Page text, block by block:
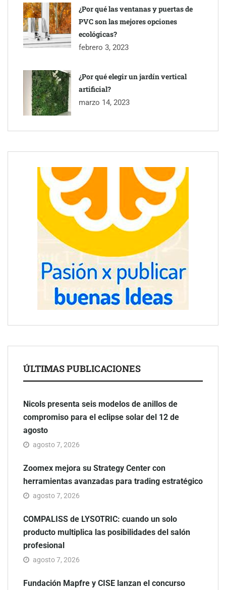
¿Por qué las ventanas y puertas de
PVC son las mejores opciones
ecológicas?
febrero 3, 2023
¿Por qué elegir un jardín vertical
artificial?
marzo 14, 2023
ÚLTIMAS PUBLICACIONES
Nicols presenta seis modelos de anillos de
compromiso para el eclipse solar del 12 de
agosto
agosto 7, 2026
Zoomex mejora su Strategy Center con
herramientas avanzadas para trading estratégico
agosto 7, 2026
COMPALISS de LYSOTRIC: cuando un solo
producto multiplica las posibilidades del salón
profesional
agosto 7, 2026
Fundación Mapfre y CISE lanzan el concurso